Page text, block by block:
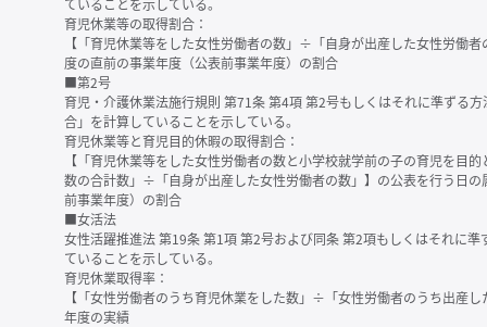
ていることを示している。
育児休業等の取得割合：
【「育児休業等をした女性労働者の数」÷「自身が出産した女性労働
度の直前の事業年度（公表前事業年度）の割合
■第2号
育児・介護休業法施行規則 第71条 第4項 第2号もしくはそれに準ずる
合」を計算していることを示している。
育児休業等と育児目的休暇の取得割合：
【「育児休業等をした女性労働者の数と小学校就学前の子の育児を目
数の合計数」÷「自身が出産した女性労働者の数」】の公表を行う日
前事業年度）の割合
■女活法
女性活躍推進法 第19条 第1項 第2号および同条 第2項もしくはそれに
ていることを示している。
育児休業取得率：
【「女性労働者のうち育児休業をした数」÷「女性労働者のうち出産
年度の実績